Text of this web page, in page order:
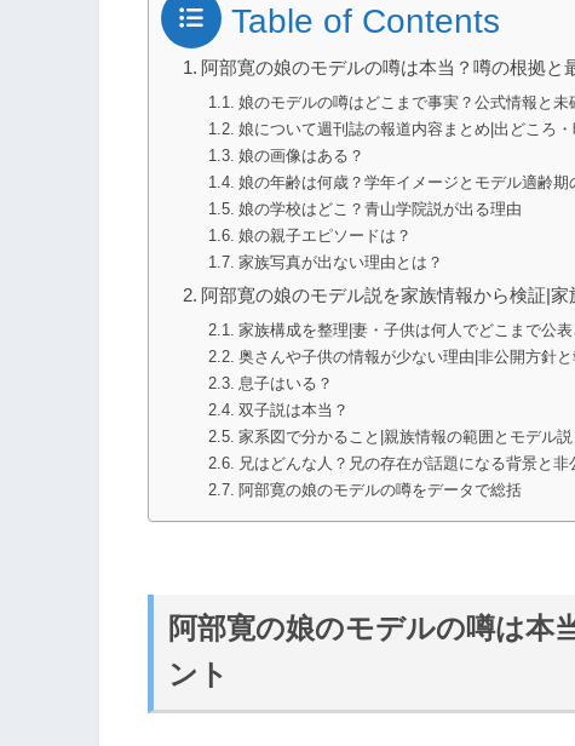
Table of Contents
阿部寛の娘のモデルの噂は本当？噂の根拠と
娘のモデルの噂はどこまで事実？公式情報と未
娘について週刊誌の報道内容まとめ|出どころ
娘の画像はある？
娘の年齢は何歳？学年イメージとモデル適齢期
娘の学校はどこ？青山学院説が出る理由
娘の親子エピソードは？
家族写真が出ない理由とは？
阿部寛の娘のモデル説を家族情報から検証|
家族構成を整理|妻・子供は何人でどこまで公表
奥さんや子供の情報が少ない理由|非公開方針
息子はいる？
双子説は本当？
家系図で分かること|親族情報の範囲とモデル
兄はどんな人？兄の存在が話題になる背景と非
阿部寛の娘のモデルの噂をデータで総括
阿部寛の娘のモデルの噂は本
ント